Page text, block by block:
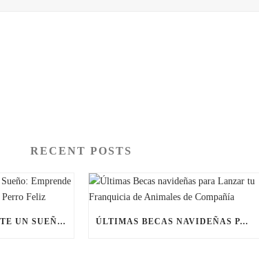
RECENT POSTS
ESTE AÑO, REGÁLATE UN SUEÑO: EMPRENDE CON UNA FRANQUICIA DE EL PERRO FELIZ ÚLTIMAS BECAS NAVIDEÑAS PARA LANZAR TU FRANQUICIA DE ANIMALES DE COMPAÑÍA